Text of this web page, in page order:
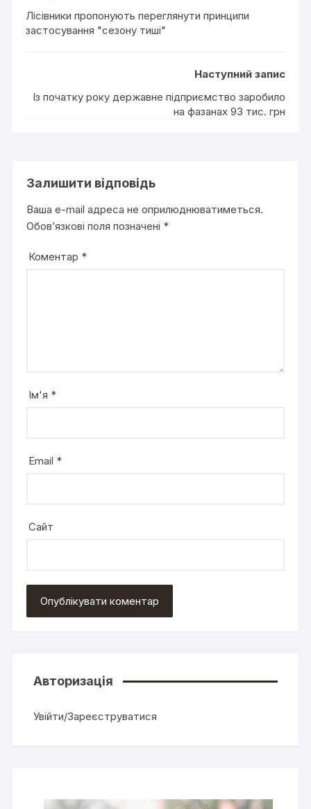
Лісівники пропонують переглянути принципи
застосування "сезону тиші"
Наступний запис
Із початку року державне підприємство заробило
на фазанах 93 тис. грн
Залишити відповідь
Ваша e-mail адреса не оприлюднюватиметься.
Обов’язкові поля позначені *
Коментар *
Ім'я *
Email *
Сайт
Авторизація
Увійти/Зареєструватися